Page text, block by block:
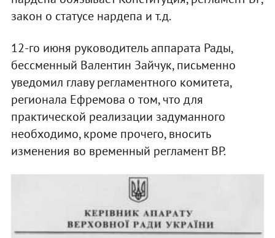
закон о статусе нардепа и т.д.
12-го июня руководитель аппарата Рады,
бессменный Валентин Зайчук, письменно
уведомил главу регламентного комитета,
регионала Ефремова о том, что для
практической реализации задуманного
необходимо, кроме прочего, вносить
изменения во временный регламент ВР.